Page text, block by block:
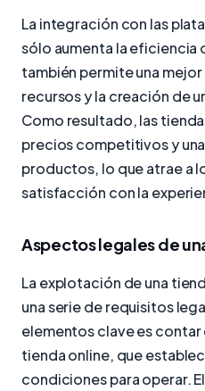
La integración con las
sólo aumenta la eficiencia
también permite una
recursos y la creación de
Como resultado, las
precios competitivos y
productos, lo que atrae a
satisfacción con la
Aspectos legales de
La explotación de una
una serie de requisitos
elementos clave es
tienda online, que
condiciones para operar.